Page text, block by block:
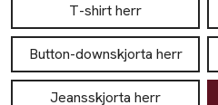
T-shirt herr
Button-downskjorta herr
Jeansskjorta herr